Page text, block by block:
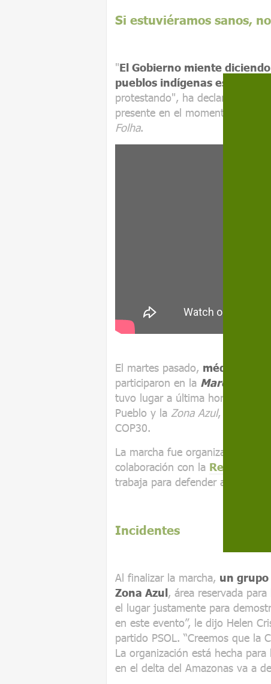
Si estuviéramos sanos,
"El Gobierno miente
pueblos indígenas están bien
protestando", ha declarado el
presente en el momento de la
Folha.
El martes pasado, médicos,
participaron en la Marcha
tuvo lugar a última hora de la
Pueblo y la Zona Azul, donde se
COP30.
La marcha fue organizada por el
colaboración con la Red de
trabaja para defender a los
Incidentes
Al finalizar la marcha, un
Zona Azul, área reservada
el lugar justamente para
en este evento”, le dijo Helen
partido PSOL. “Creemos que la
La organización está hecha
en el delta del Amazonas va a